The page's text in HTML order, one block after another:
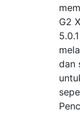
G2
dan